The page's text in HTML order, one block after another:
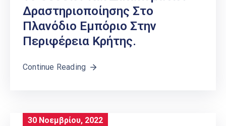
Δραστηριοποίησης Στο
Πλανόδιο Εμπόριο Στην
Περιφέρεια Κρήτης.
Continue Reading
30 Νοεμβρίου, 2022